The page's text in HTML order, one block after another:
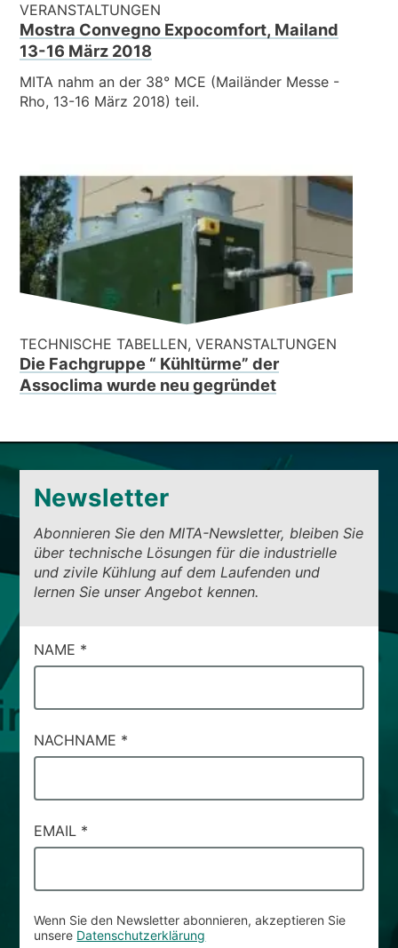
VERANSTALTUNGEN
Mostra Convegno Expocomfort, Mailand
13-16 März 2018
MITA nahm an der 38° MCE (Mailänder Messe -
Rho, 13-16 März 2018) teil.
TECHNISCHE TABELLEN, VERANSTALTUNGEN
Die Fachgruppe “ Kühltürme” der
Assoclima wurde neu gegründet
Newsletter
Abonnieren Sie den MITA-Newsletter, bleiben Sie
über technische Lösungen für die industrielle
und zivile Kühlung auf dem Laufenden und
lernen Sie unser Angebot kennen.
CAMPI
DI
#80
NAME *
NACHNAME *
EMAIL *
Wenn Sie den Newsletter abonnieren, akzeptieren Sie
unsere Datenschutzerklärung